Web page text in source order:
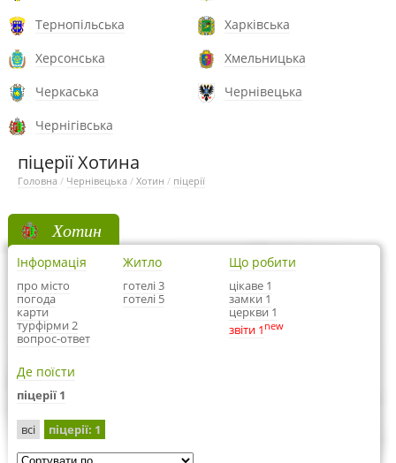
Тернопільська
Харківська
Херсонська
Хмельницька
Черкаська
Чернівецька
Чернігівська
піцерії Хотина
Головна / Чернівецька / Хотин / піцерії
Хотин
Інформація
про місто
погода
карти
турфірми 2
вопрос-ответ
Житло
готелі 3
готелі 5
Що робити
цікаве 1
замки 1
церкви 1
звіти 1 new
Де поїсти
піцерії 1
всі піцерії: 1